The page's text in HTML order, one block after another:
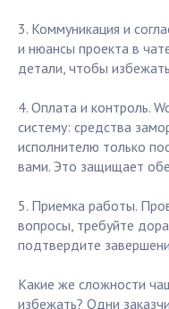
3. Коммуникация и
и нюансы проекта в
детали, чтобы
4. Оплата и контроль.
систему: средства
исполнителю только
вами. Это защищает
5. Приемка работы.
вопросы, требуйте
подтвердите
Какие же сложности
избежать? Одни